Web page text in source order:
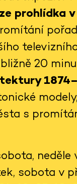
prohlídka
20
s
sobota v